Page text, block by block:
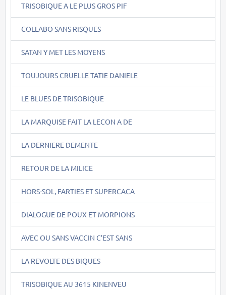
TRISOBIQUE A LE PLUS GROS PIF
COLLABO SANS RISQUES
SATAN Y MET LES MOYENS
TOUJOURS CRUELLE TATIE DANIELE
LE BLUES DE TRISOBIQUE
LA MARQUISE FAIT LA LECON A DE
LA DERNIERE DEMENTE
RETOUR DE LA MILICE
HORS-SOL, FARTIES ET SUPERCACA
DIALOGUE DE POUX ET MORPIONS
AVEC OU SANS VACCIN C'EST SANS
LA REVOLTE DES BIQUES
TRISOBIQUE AU 3615 KINENVEU